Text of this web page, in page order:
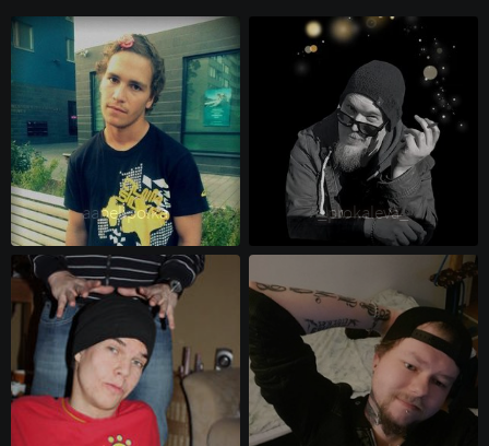
aapelipoika _prokaleva_